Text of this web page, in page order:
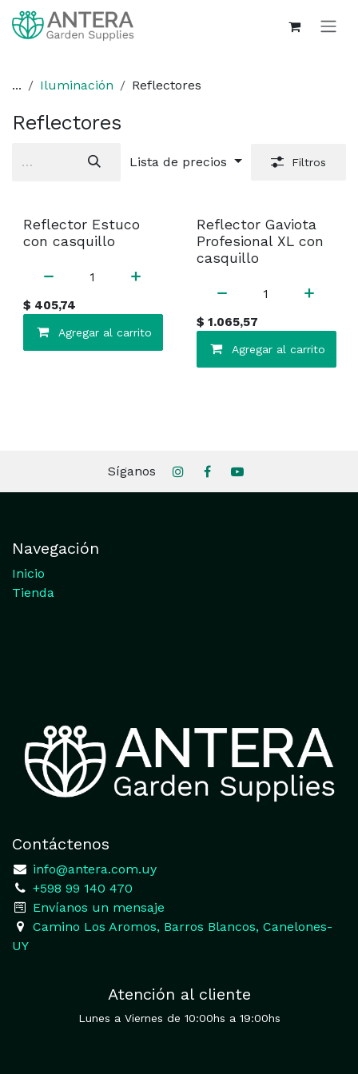
Ir al contenido
... Iluminación Reflectores
Reflectores
Lista de precios Filtros
¡Liquidación!
Reflector Estuco
con casquillo
$ 405,74
Agregar al carrito
¡Liquidación!
Reflector Gaviota
Profesional XL con
casquillo
$ 1.065,57
Agregar al carrito
Síganos
Navegación
Inicio
Tienda
Contáctenos
info@antera.com.uy
+598 99 140 470
​Envíanos un mensaje
​Camino Los Aromos, Barros Blancos, Canelones-
UY
Atención al cliente
Lunes a Viernes de 10:00hs a 19:00hs